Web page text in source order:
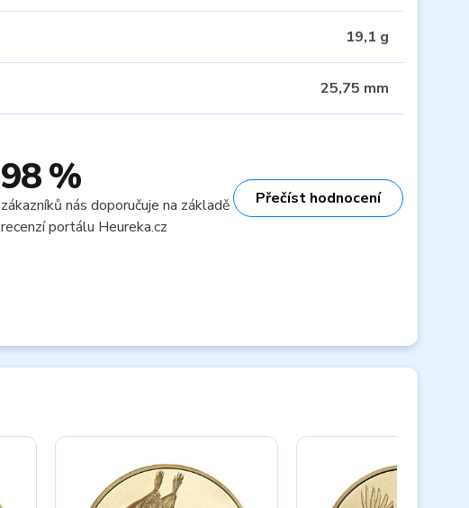
19,1 g
25,75 mm
98 %
zákazníků nás doporučuje na základě
recenzí portálu Heureka.cz
Přečíst hodnocení